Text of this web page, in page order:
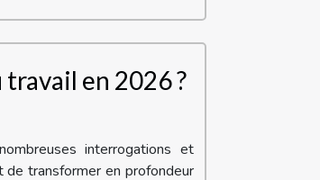
en 2026 ?
interrogations et
de transformer en profondeur